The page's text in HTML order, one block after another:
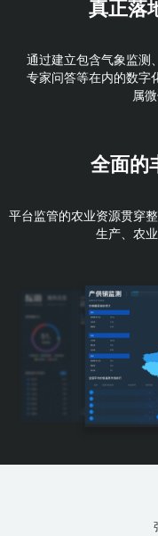
真正落
通过建立包含气象监测
专家问答等在内的数字
属
全面的
平台监管的农业资源贯穿
生产、农